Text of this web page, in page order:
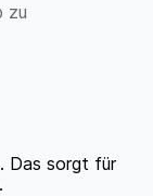
zu
Das sorgt für